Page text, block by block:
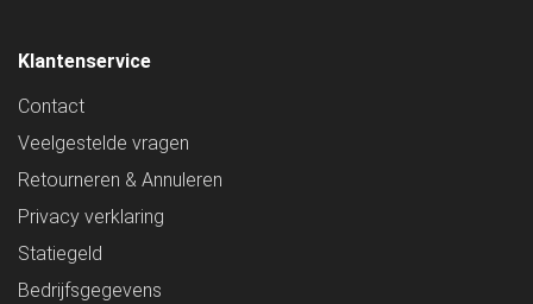
Klantenservice
Contact
Veelgestelde vragen
Retourneren & Annuleren
Privacy verklaring
Statiegeld
Bedrijfsgegevens